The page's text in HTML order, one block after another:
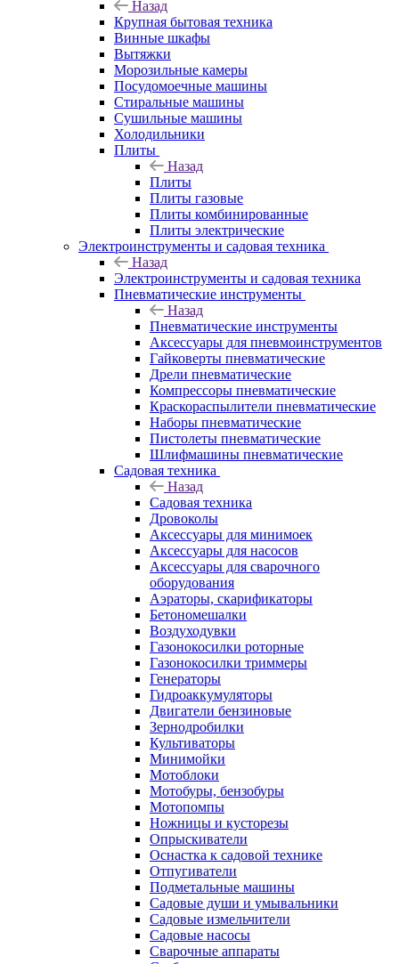
Назад
Крупная бытовая техника
Винные шкафы
Вытяжки
Морозильные камеры
Посудомоечные машины
Стиральные машины
Сушильные машины
Холодильники
Плиты
Назад
Плиты
Плиты газовые
Плиты комбинированные
Плиты электрические
Электроинструменты и садовая техника
Назад
Электроинструменты и садовая техника
Пневматические инструменты
Назад
Пневматические инструменты
Аксессуары для пневмоинструментов
Гайковерты пневматические
Дрели пневматические
Компрессоры пневматические
Краскораспылители пневматические
Наборы пневматические
Пистолеты пневматические
Шлифмашины пневматические
Садовая техника
Назад
Садовая техника
Дровоколы
Аксессуары для минимоек
Аксессуары для насосов
Аксессуары для сварочного
оборудования
Аэраторы, скарификаторы
Бетономешалки
Воздуходувки
Газонокосилки роторные
Газонокосилки триммеры
Генераторы
Гидроаккумуляторы
Двигатели бензиновые
Зернодробилки
Культиваторы
Минимойки
Мотоблоки
Мотобуры, бензобуры
Мотопомпы
Ножницы и кусторезы
Опрыскиватели
Оснастка к садовой технике
Отпугиватели
Подметальные машины
Садовые души и умывальники
Садовые измельчители
Садовые насосы
Сварочные аппараты